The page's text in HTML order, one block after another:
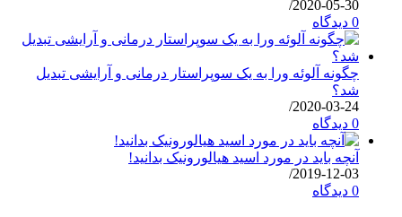
2020-05-30
/
0 دیدگاه
چگونه آلوئه ورا به یک سوپراستار درمانی و آرایشی تبدیل
شد؟
2020-03-24
/
0 دیدگاه
آنچه باید در مورد اسید هیالورونیک بدانید!
2019-12-03
/
0 دیدگاه